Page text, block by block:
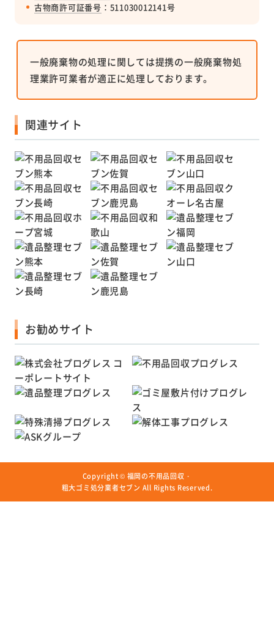
古物商許可証番号 ：511030012141号
一般廃棄物の処理に関しては提携の一般廃棄物処
理業許可業者が適正に処理しております。
関連サイト
お勧めサイト
Copyright © 福岡の不用品回収・
粗大ゴミ処分業者セブン All Rights Reserved.